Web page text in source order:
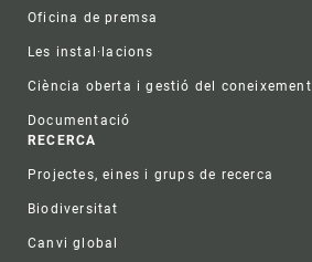
Oficina de premsa
Les instal·lacions
Ciència oberta i gestió del coneixement
Documentació
RECERCA
Projectes, eines i grups de recerca
Biodiversitat
Canvi global